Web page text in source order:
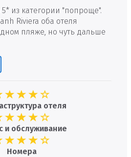
из категории "попроще".
Riviera оба отеля
пляже, но чуть дальше
отеля
и обслуживание
Номера